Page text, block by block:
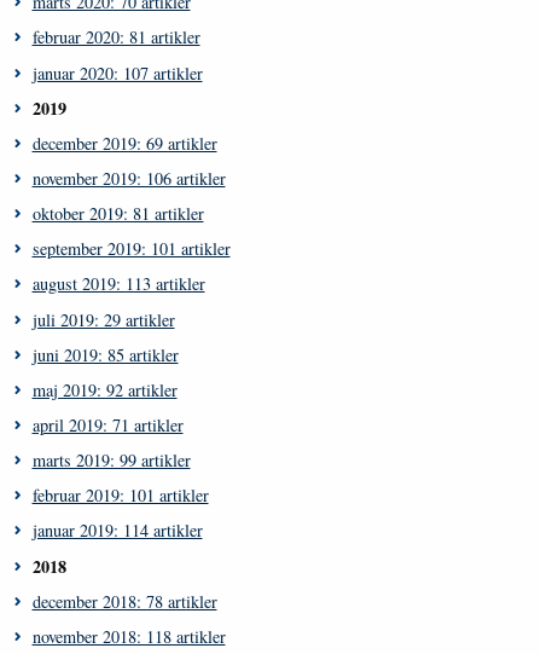
februar 2020: 81 artikler
januar 2020: 107 artikler
2019
december 2019: 69 artikler
november 2019: 106 artikler
oktober 2019: 81 artikler
september 2019: 101 artikler
august 2019: 113 artikler
juli 2019: 29 artikler
juni 2019: 85 artikler
maj 2019: 92 artikler
april 2019: 71 artikler
marts 2019: 99 artikler
februar 2019: 101 artikler
januar 2019: 114 artikler
2018
december 2018: 78 artikler
november 2018: 118 artikler